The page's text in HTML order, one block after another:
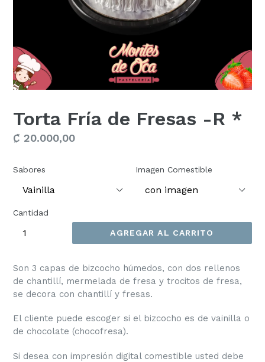
Torta Fría de Fresas -R *
Precio
₡ 20.000,00
Sabores Imagen Comestible
Cantidad
AGREGAR AL CARRITO
Son 3 capas de bizcocho húmedos, con dos rellenos
de chantillí, mermelada de fresa y trocitos de fresa,
se decora con chantillí y fresas.
El cliente puede escoger si el bizcocho es de vainilla o
de chocolate (chocofresa).
Si desea con impresión digital comestible usted debe